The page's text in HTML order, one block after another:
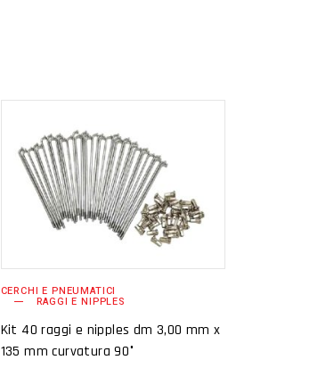
AGGIUNGI AL
CARRELLO
CERCHI E PNEUMATICI
RAGGI E NIPPLES
Kit 40 raggi e nipples dm 3,00 mm x
135 mm curvatura 90°